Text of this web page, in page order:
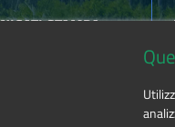
STAMPA